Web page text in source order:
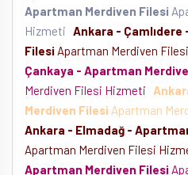
Apartman Merdiven Filesi
Hizmeti Ankara -
Filesi Apartman Merdiven
Çankaya - Apartman
Merdiven Filesi Hizmeti
Merdiven Filesi Apartman
Ankara - Elmadağ -
Apartman Merdiven Filesi
Apartman Merdiven Filesi